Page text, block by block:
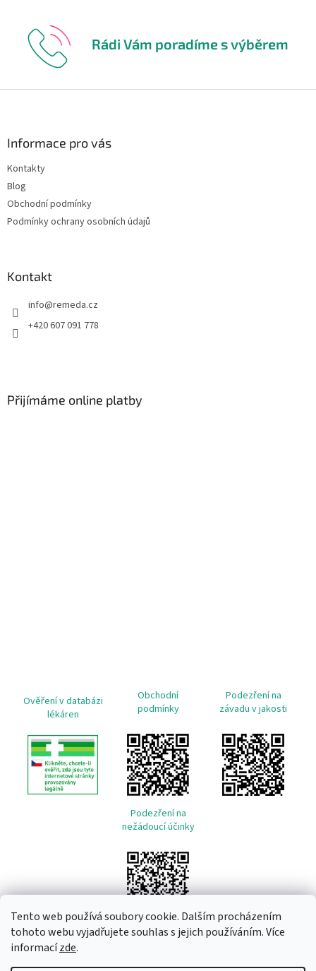
Tento web používá soubory cookie. Dalším procházením
tohoto webu vyjadřujete souhlas s jejich používáním. Více
informacízde.
Rádi Vám poradíme s výběrem
Informace pro vás
Kontakty
Blog
Obchodní podmínky
Podmínky ochrany osobních údajů
Kontakt
info@remeda.cz
+420 607 091 778
Přijímáme online platby
Ověření v databázi
lékáren
Obchodní
podmínky
Podezření na
závadu v jakosti
Podezření na
nežádoucí účinky